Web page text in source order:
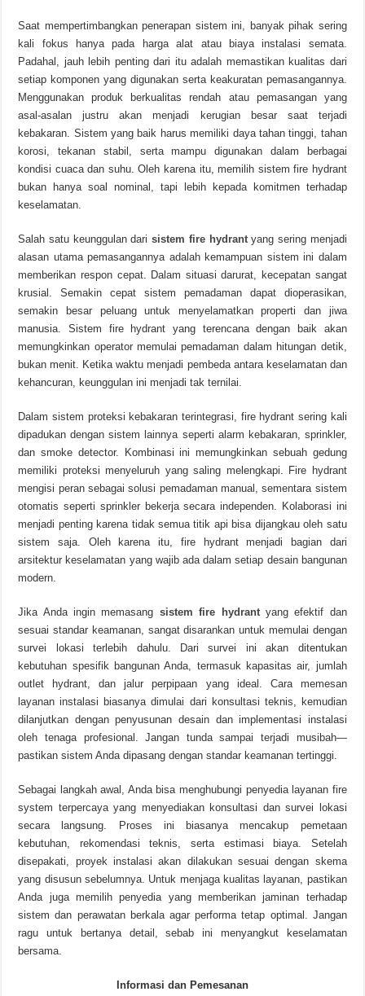
Saat mempertimbangkan penerapan sistem ini, banyak pihak sering
kali fokus hanya pada harga alat atau biaya instalasi semata.
Padahal, jauh lebih penting dari itu adalah memastikan kualitas dari
setiap komponen yang digunakan serta keakuratan pemasangannya.
Menggunakan produk berkualitas rendah atau pemasangan yang
asal-asalan justru akan menjadi kerugian besar saat terjadi
kebakaran. Sistem yang baik harus memiliki daya tahan tinggi, tahan
korosi, tekanan stabil, serta mampu digunakan dalam berbagai
kondisi cuaca dan suhu. Oleh karena itu, memilih sistem fire hydrant
bukan hanya soal nominal, tapi lebih kepada komitmen terhadap
keselamatan.
Salah satu keunggulan dari sistem fire hydrantyang sering menjadi
alasan utama pemasangannya adalah kemampuan sistem ini dalam
memberikan respon cepat. Dalam situasi darurat, kecepatan sangat
krusial. Semakin cepat sistem pemadaman dapat dioperasikan,
semakin besar peluang untuk menyelamatkan properti dan jiwa
manusia. Sistem fire hydrant yang terencana dengan baik akan
memungkinkan operator memulai pemadaman dalam hitungan detik,
bukan menit. Ketika waktu menjadi pembeda antara keselamatan dan
kehancuran, keunggulan ini menjadi tak ternilai.
Dalam sistem proteksi kebakaran terintegrasi, fire hydrant sering kali
dipadukan dengan sistem lainnya seperti alarm kebakaran, sprinkler,
dan smoke detector. Kombinasi ini memungkinkan sebuah gedung
memiliki proteksi menyeluruh yang saling melengkapi. Fire hydrant
mengisi peran sebagai solusi pemadaman manual, sementara sistem
otomatis seperti sprinkler bekerja secara independen. Kolaborasi ini
menjadi penting karena tidak semua titik api bisa dijangkau oleh satu
sistem saja. Oleh karena itu, fire hydrant menjadi bagian dari
arsitektur keselamatan yang wajib ada dalam setiap desain bangunan
modern.
Jika Anda ingin memasang sistem fire hydrantyang efektif dan
sesuai standar keamanan, sangat disarankan untuk memulai dengan
survei lokasi terlebih dahulu. Dari survei ini akan ditentukan
kebutuhan spesifik bangunan Anda, termasuk kapasitas air, jumlah
outlet hydrant, dan jalur perpipaan yang ideal. Cara memesan
layanan instalasi biasanya dimulai dari konsultasi teknis, kemudian
dilanjutkan dengan penyusunan desain dan implementasi instalasi
oleh tenaga profesional. Jangan tunda sampai terjadi musibah—
pastikan sistem Anda dipasang dengan standar keamanan tertinggi.
Sebagai langkah awal, Anda bisa menghubungi penyedia layanan fire
system terpercaya yang menyediakan konsultasi dan survei lokasi
secara langsung. Proses ini biasanya mencakup pemetaan
kebutuhan, rekomendasi teknis, serta estimasi biaya. Setelah
disepakati, proyek instalasi akan dilakukan sesuai dengan skema
yang disusun sebelumnya. Untuk menjaga kualitas layanan, pastikan
Anda juga memilih penyedia yang memberikan jaminan terhadap
sistem dan perawatan berkala agar performa tetap optimal. Jangan
ragu untuk bertanya detail, sebab ini menyangkut keselamatan
bersama.
Informasi dan Pemesanan